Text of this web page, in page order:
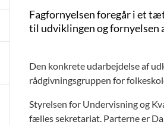
Fagfornyelsen foregår i et
til udviklingen og fornyelsen
Den konkrete udarbejdelse af
rådgivningsgruppen for
Styrelsen for Undervisning og
fælles sekretariat. Parterne er